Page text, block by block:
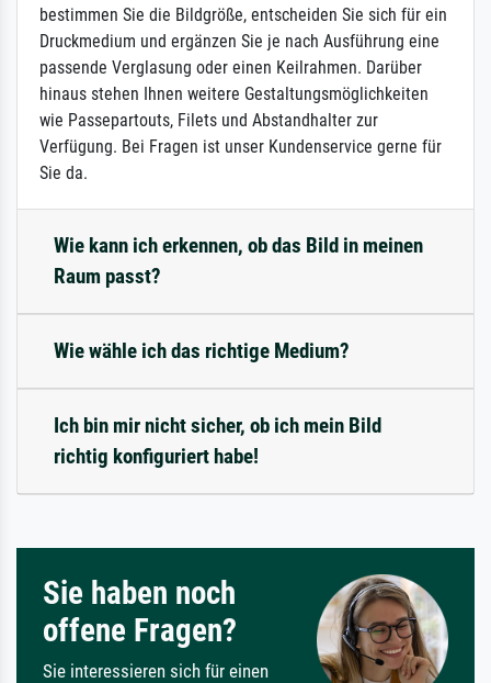
bestimmen Sie die Bildgröße, entscheiden Sie sich für ein
Druckmedium und ergänzen Sie je nach Ausführung eine
passende Verglasung oder einen Keilrahmen. Darüber
hinaus stehen Ihnen weitere Gestaltungsmöglichkeiten
wie Passepartouts, Filets und Abstandhalter zur
Verfügung. Bei Fragen ist unser Kundenservice gerne für
Sie da.
Wie kann ich erkennen, ob das Bild in meinen
Raum passt?
Wie wähle ich das richtige Medium?
Ich bin mir nicht sicher, ob ich mein Bild
richtig konfiguriert habe!
Sie haben noch
offene Fragen?
Sie interessieren sich für einen